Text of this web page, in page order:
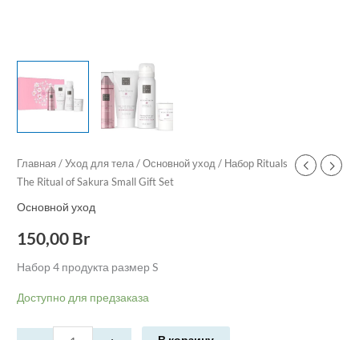
Главная /Уход для тела /Основной уход / Набор Rituals
The Ritual of Sakura Small Gift Set
Основной уход
150,00 Br
Набор 4 продукта размер S
Доступно для предзаказа